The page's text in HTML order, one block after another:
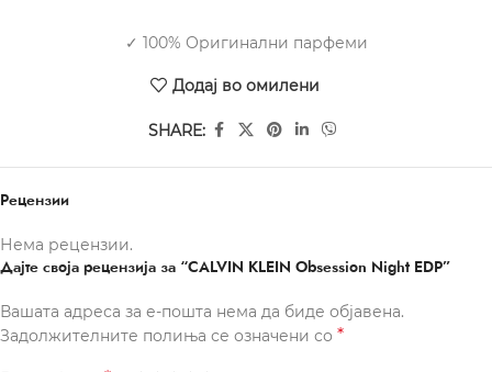
✓ 100% Оригинални парфеми
Додај во омилени
SHARE:
Рецензии
Нема рецензии.
Дајте своја рецензија за “CALVIN KLEIN Obsession Night EDP”
Вашата адреса за е-пошта нема да биде објавена.
Задолжителните полиња се означени со *